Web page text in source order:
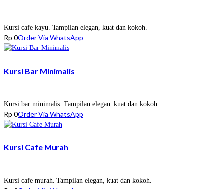
Kursi cafe kayu. Tampilan elegan, kuat dan kokoh.
Rp 0Order Via WhatsApp
Kursi Bar Minimalis
Kursi bar minimalis. Tampilan elegan, kuat dan kokoh.
Rp 0Order Via WhatsApp
Kursi Cafe Murah
Kursi cafe murah. Tampilan elegan, kuat dan kokoh.